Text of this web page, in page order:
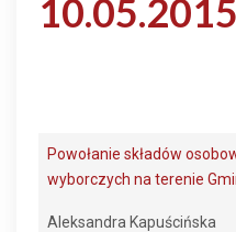
10.05.2015
Powołanie składów
wyborczych na terenie
Aleksandra Kapuścińska